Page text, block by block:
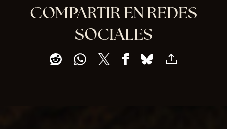
COMPARTIR EN REDES
SOCIALES